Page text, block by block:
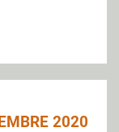
2020